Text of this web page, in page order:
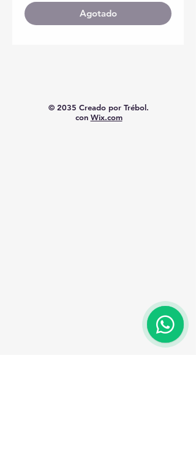
Agotado
© 2035 Creado por Trébol.
con Wix.com